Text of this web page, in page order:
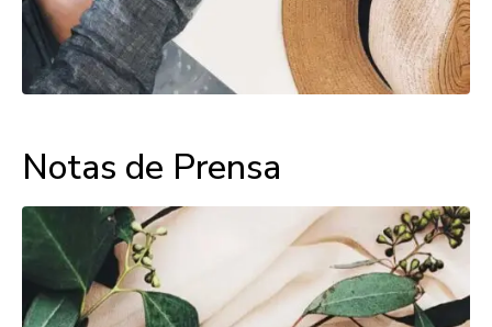
Notas de Prensa